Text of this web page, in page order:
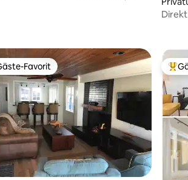
each
Bewertung: 5 von 5, 10 Bewertungen
Gäste-Favorit.
Favorit